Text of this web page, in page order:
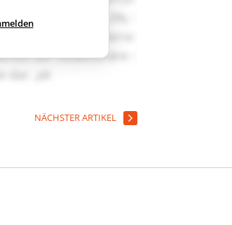
NÄCHSTER ARTIKEL